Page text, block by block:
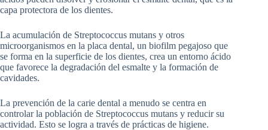
capa protectora de los dientes.
La acumulación de Streptococcus mutans y otros
microorganismos en la placa dental, un biofilm pegajoso que
se forma en la superficie de los dientes, crea un entorno ácido
que favorece la degradación del esmalte y la formación de
cavidades.
La prevención de la carie dental a menudo se centra en
controlar la población de Streptococcus mutans y reducir su
actividad. Esto se logra a través de prácticas de higiene.